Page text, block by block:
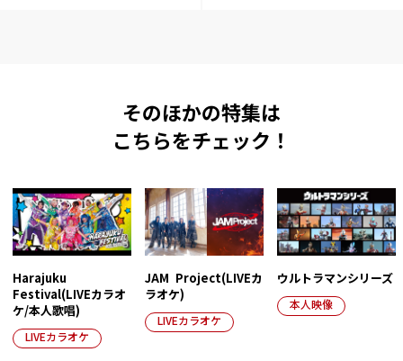
そのほかの特集は
こちらをチェック！
Harajuku
Festival(LIVEカラオ
ケ/本人歌唱)
LIVEカラオケ
JAM Project(LIVEカ
ラオケ)
LIVEカラオケ
ウルトラマンシリーズ
本人映像